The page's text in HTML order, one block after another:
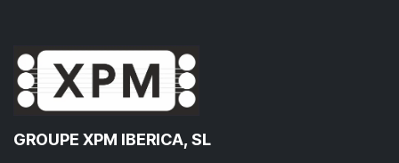
GROUPE XPM IBERICA, SL